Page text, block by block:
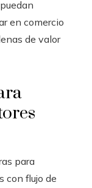
en comercio
de valor
para
con flujo de